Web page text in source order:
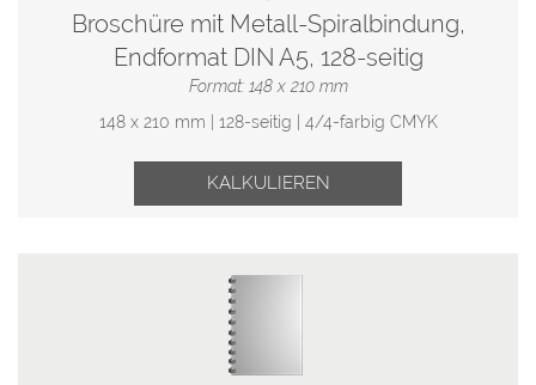
Broschüre mit Metall-Spiralbindung,
Endformat DIN A5, 128-seitig
Format: 148 x 210 mm
148 x 210 mm | 128-seitig | 4/4-farbig CMYK
KALKULIEREN